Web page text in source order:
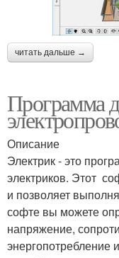
читать дальше →
Программа
Описание
Электрик - это
электриков. Этот
и позволяет
софте вы можете
напряжение,
энергопотребление